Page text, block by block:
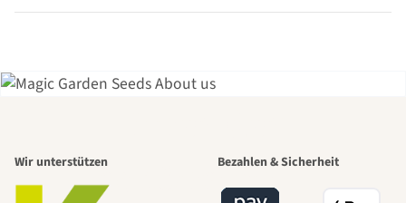
schönsten
Wir unterstützen Bezahlen & Sicherheit